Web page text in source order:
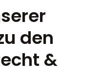
den
&